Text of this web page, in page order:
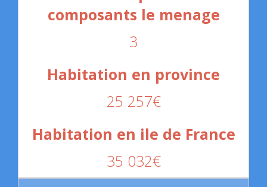
3
25 257€
35 032€